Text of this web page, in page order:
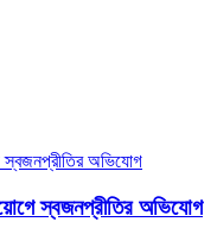
স্বজনপ্রীতির অভিযোগ